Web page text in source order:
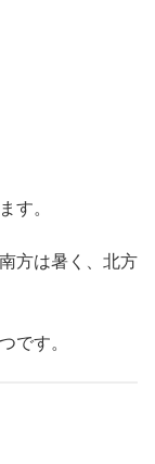
す。
方は暑く、北方
です。